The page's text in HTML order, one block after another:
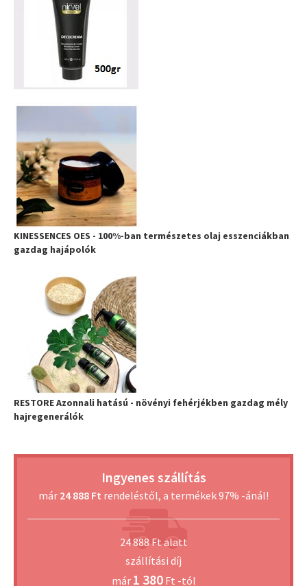
KINESSENCES OES - 100%-ban természetes olaj esszenciákban
gazdag hajápolók
RESTORE Azonnali hatású - növényi fehérjékben gazdag mély
hajregenerálók
Ingyenes szállítás
már 24 888 Ft rendeléstől, a termékek 97% -ánál!
24 888 Ft alatt
szállítási díj
már 1 380Ft -tól